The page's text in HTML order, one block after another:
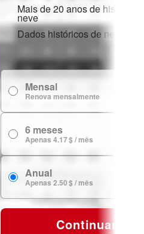
Mais de 20 anos de histórico
neve
Dados históricos de neve
Mensal
Renova mensalmente
6 meses
Apenas 4.17 $ / mês
Anual
Apenas 2.50 $ / mês
Continuar